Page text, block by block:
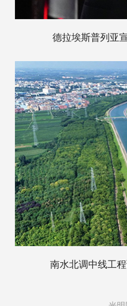
德拉埃斯普列亚
南水北调中线工